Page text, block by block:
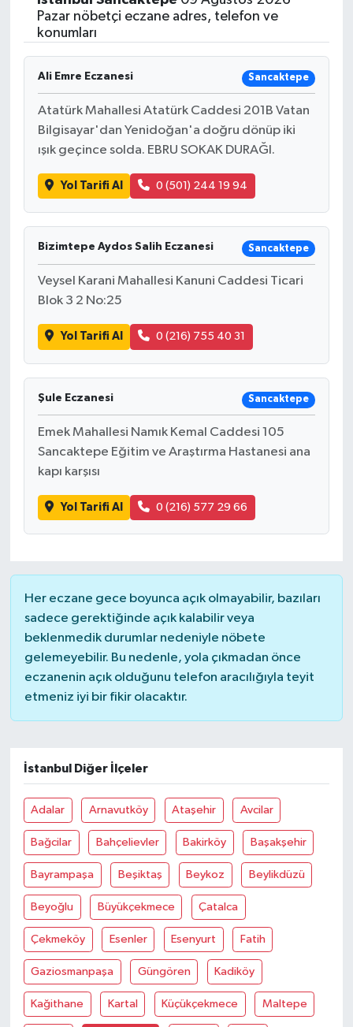
Pazar nöbetçi eczane adres, telefon ve
konumları
Ali Emre Eczanesi Sancaktepe
Atatürk Mahallesi Atatürk Caddesi 201B Vatan
Bilgisayar'dan Yenidoğan'a doğru dönüp iki
ışık geçince solda. EBRU SOKAK DURAĞI.
Yol Tarifi Al 0 (501) 244 19 94
Bizimtepe Aydos Salih Eczanesi Sancaktepe
Veysel Karani Mahallesi Kanuni Caddesi Ticari
Blok 3 2 No:25
Yol Tarifi Al 0 (216) 755 40 31
Şule Eczanesi Sancaktepe
Emek Mahallesi Namık Kemal Caddesi 105
Sancaktepe Eğitim ve Araştırma Hastanesi ana
kapı karşısı
Yol Tarifi Al 0 (216) 577 29 66
Her eczane gece boyunca açık olmayabilir, bazıları
sadece gerektiğinde açık kalabilir veya
beklenmedik durumlar nedeniyle nöbete
gelemeyebilir. Bu nedenle, yola çıkmadan önce
eczanenin açık olduğunu telefon aracılığıyla teyit
etmeniz iyi bir fikir olacaktır.
İstanbul Diğer İlçeler
Adalar Arnavutköy Ataşehir Avcilar
Bağcilar Bahçelievler Bakirköy Başakşehir
Bayrampaşa Beşiktaş Beykoz Beylikdüzü
Beyoğlu Büyükçekmece Çatalca
Çekmeköy Esenler Esenyurt Fatih
Gaziosmanpaşa Güngören Kadiköy
Kağithane Kartal Küçükçekmece Maltepe